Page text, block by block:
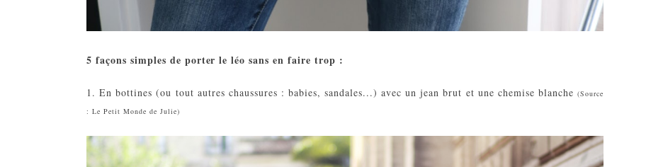
5 façons simples de porter le léo sans en faire trop :
1. En bottines (ou tout autres chaussures : babies, sandales...) avec un jean brut et une chemise blanche(Source
: Le Petit Monde de Julie)